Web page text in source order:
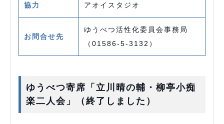
協力 アオイスタジオ
お問合せ先
ゆうべつ活性化委員会事務局
（01586-5-3132）
ゆうべつ寄席「立川晴の輔・柳亭小痴
楽二人会」（終了しました）